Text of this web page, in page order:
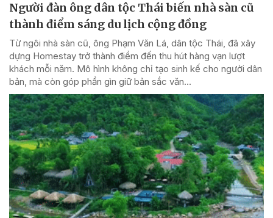
Người đàn ông dân tộc Thái biến nhà sàn cũ
thành điểm sáng du lịch cộng đồng
Từ ngôi nhà sàn cũ, ông Phạm Văn Lá, dân tộc Thái, đã xây
dựng Homestay trở thành điểm đến thu hút hàng vạn lượt
khách mỗi năm. Mô hình không chỉ tạo sinh kế cho người dân
bản, mà còn góp phần gìn giữ bản sắc văn...